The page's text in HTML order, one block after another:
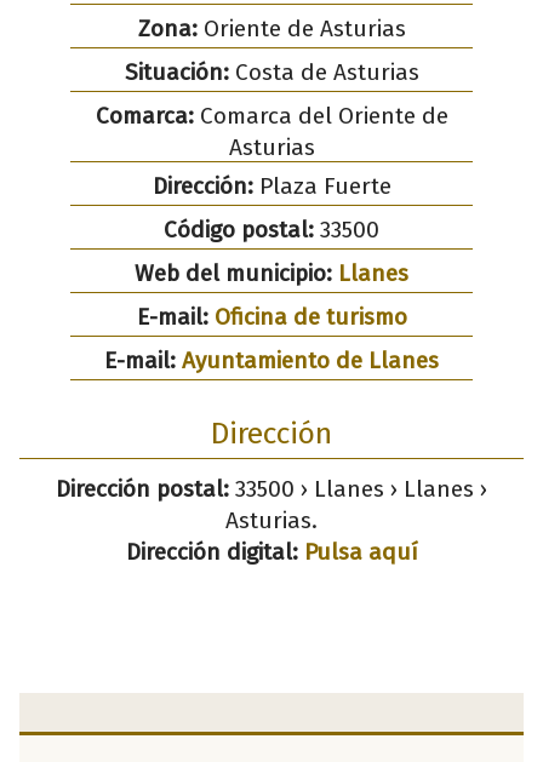
Zona:Oriente de Asturias
Situación:Costa de Asturias
Comarca:Comarca del Oriente de
Asturias
Dirección:Plaza Fuerte
Código postal: 33500
Web del municipio: Llanes
E-mail: Oficina de turismo
E-mail: Ayuntamiento de Llanes
Dirección
Dirección postal: 33500 › Llanes › Llanes ›
Asturias.
Dirección digital: Pulsa aquí